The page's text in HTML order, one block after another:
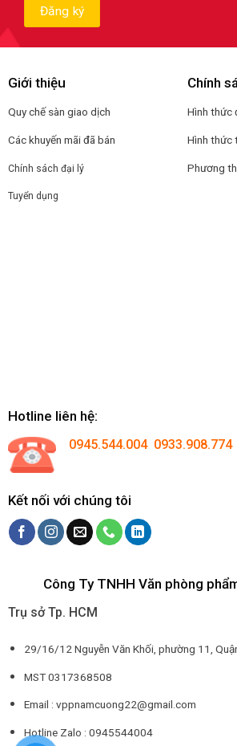
Giới thiệu
Quy chế sàn giao dịch
Các khuyến mãi đã bán
Chính sách đại lý
Tuyển dụng
Chính
Hình thức
Hình thức
Phương
Hotline liên hệ:
0945.544.004 0933.908.774
Kết nối với chúng tôi
Công Ty TNHH Văn phòng
Trụ sở Tp. HCM
29/16/12 Nguyễn Văn Khối, phường 11,
MST 0317368508
Email : vppnamcuong22@gmail.com
Hotline Zalo : 0945544004